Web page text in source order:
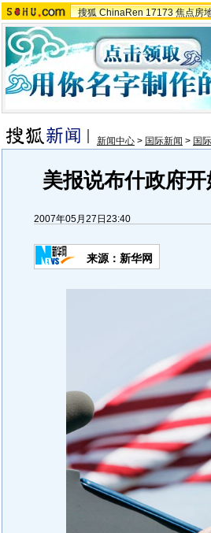
搜狐 ChinaRen 17173 焦点房
新闻中心 > 国际新闻 > 国
美报说布什政府
2007年05月27日23:40
来源：新华网